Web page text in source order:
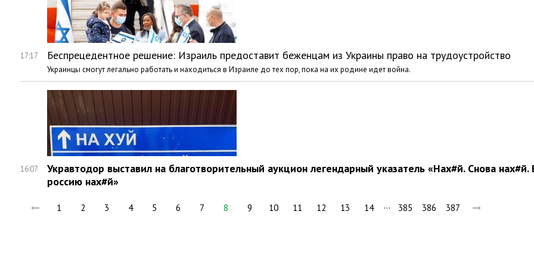
17:17 Беспрецедентное решение: Израиль предоставит беженцам из Украины право на трудоустройство
Украинцы смогут легально работать и находиться в Израиле до тех пор, пока на их родине идет война.
16:07
Укравтодор выставил на благотворительный аукцион легендарный указатель «Нах#й. Снова нах#й.
россию нах#й»
1 2 3 4 5 6 7 8 9 10 11 12 13 14 … 385 386 387